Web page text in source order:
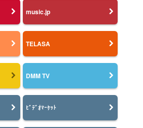
music.jp
TELASA
DMM TV
ﾋﾞﾃﾞｵﾏｰｹｯﾄ